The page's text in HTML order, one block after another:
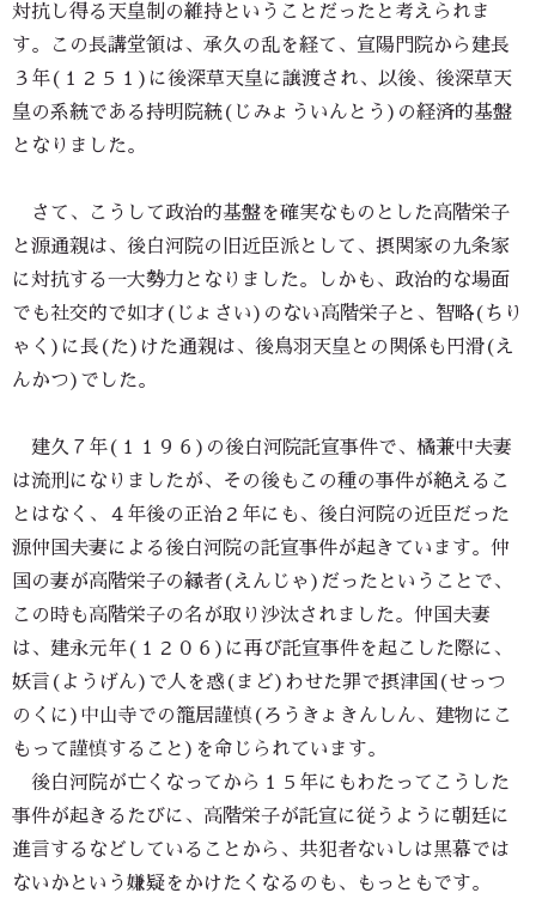
対抗し得る天皇制の維持ということだったと考えられま
す。この長講堂領は、承久の乱を経て、宣陽門院から建長
３年(１２５１)に後深草天皇に譲渡され、以後、後深草天
皇の系統である持明院統(じみょういんとう)の経済的基盤
となりました。
さて、こうして政治的基盤を確実なものとした高階栄子
と源通親は、後白河院の旧近臣派として、摂関家の九条家
に対抗する一大勢力となりました。しかも、政治的な場面
でも社交的で如才(じょさい)のない高階栄子と、智略(ちり
ゃく)に長(た)けた通親は、後鳥羽天皇との関係も円滑(え
んかつ)でした。
建久７年(１１９６)の後白河院託宣事件で、橘兼中夫妻
は流刑になりましたが、その後もこの種の事件が絶えるこ
とはなく、４年後の正治２年にも、後白河院の近臣だった
源仲国夫妻による後白河院の託宣事件が起きています。仲
国の妻が高階栄子の縁者(えんじゃ)だったということで、
この時も高階栄子の名が取り沙汰されました。仲国夫妻
は、建永元年(１２０６)に再び託宣事件を起こした際に、
妖言(ようげん)で人を惑(まど)わせた罪で摂津国(せっつ
のくに)中山寺での籠居謹慎(ろうきょきんしん、建物にこ
もって謹慎すること)を命じられています。
後白河院が亡くなってから１５年にもわたってこうした
事件が起きるたびに、高階栄子が託宣に従うように朝廷に
進言するなどしていることから、共犯者ないしは黒幕では
ないかという嫌疑をかけたくなるのも、もっともです。